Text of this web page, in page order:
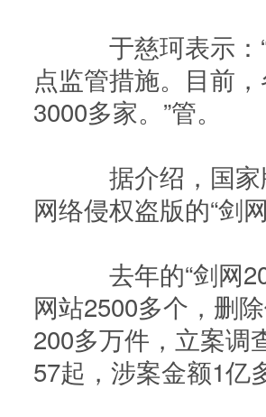
于慈珂表示：“
点监管措施。目前
3000多家。”管。
据介绍，国家
网络侵权盗版的“剑
去年的“剑网
网站2500多个，删
200多万件，立案调
57起，涉案金额1亿